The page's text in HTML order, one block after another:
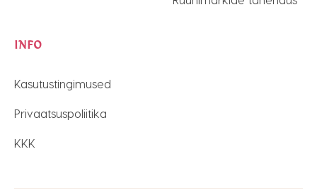
INFO
Kasutustingimused
Privaatsuspoliitika
KKK